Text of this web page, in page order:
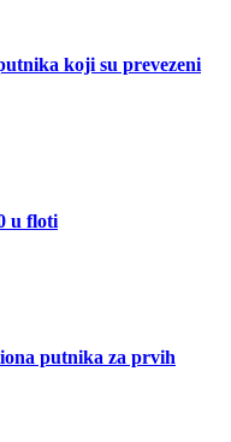
koji su prevezeni
u floti
putnika za prvih